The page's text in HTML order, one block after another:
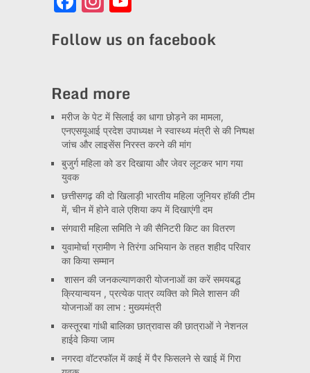
Follow us on facebook
Read more
मरीज के पेट में सिलाई का धागा छोड़ने का मामला,
एनएसयूआई प्रदेश उपाध्यक्ष ने स्वास्थ्य मंत्री से की निष्पक्ष
जांच और लाइसेंस निरस्त करने की मांग
बुजुर्ग महिला को डर दिखाया और जेवर लूटकर भाग गया
युवक
छत्तीसगढ़ की दो खिलाड़ी भारतीय महिला जूनियर हॉकी टीम
में, चीन में होने वाले एशिया कप में दिखाएंगी दम
संगवारी महिला समिति ने की सैनिटरी किट का वितरण
युवामोर्चा ग्रामीण ने तिरंगा अभियान के तहत शहीद परिवार
का किया सम्मान
शासन की जनकल्याणकारी योजनाओं का करें समयबद्ध
क्रियान्वयन , प्रत्येक पात्र व्यक्ति को मिले शासन की
योजनाओं का लाभ : मुख्यमंत्री
कस्तूरबा गांधी बालिका छात्रावास की छात्राओं ने नेशनल
हाईवे किया जाम
नगरदा वॉटरफॉल में काई में पैर फिसलने से खाई में गिरा